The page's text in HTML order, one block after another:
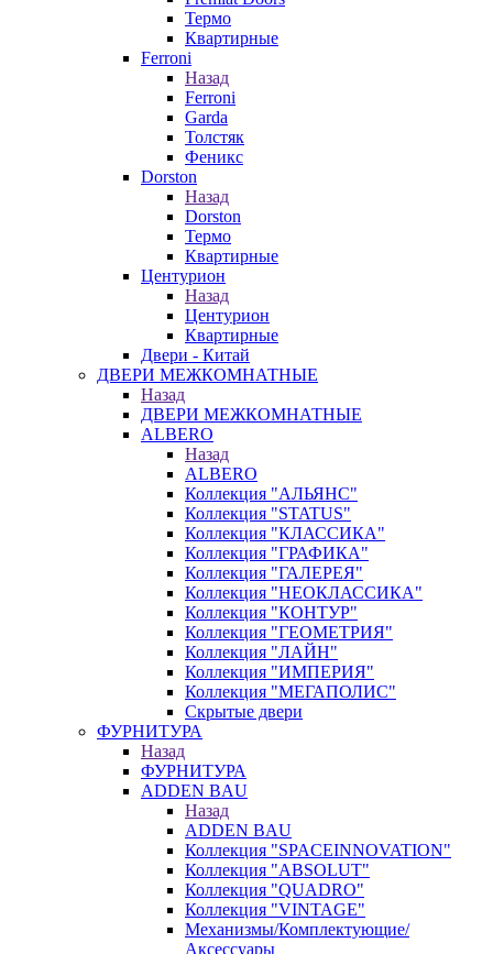
Термо
Квартирные
Ferroni
Назад
Ferroni
Garda
Толстяк
Феникс
Dorston
Назад
Dorston
Термо
Квартирные
Центурион
Назад
Центурион
Квартирные
Двери - Китай
ДВЕРИ МЕЖКОМНАТНЫЕ
Назад
ДВЕРИ МЕЖКОМНАТНЫЕ
ALBERO
Назад
ALBERO
Коллекция "АЛЬЯНС"
Коллекция "STATUS"
Коллекция "КЛАССИКА"
Коллекция "ГРАФИКА"
Коллекция "ГАЛЕРЕЯ"
Коллекция "НЕОКЛАССИКА"
Коллекция "КОНТУР"
Коллекция "ГЕОМЕТРИЯ"
Коллекция "ЛАЙН"
Коллекция "ИМПЕРИЯ"
Коллекция "МЕГАПОЛИС"
Скрытые двери
ФУРНИТУРА
Назад
ФУРНИТУРА
ADDEN BAU
Назад
ADDEN BAU
Коллекция "SPACEINNOVATION"
Коллекция "ABSOLUT"
Коллекция "QUADRO"
Коллекция "VINTAGE"
Механизмы/Комплектующие/
Аксессуары